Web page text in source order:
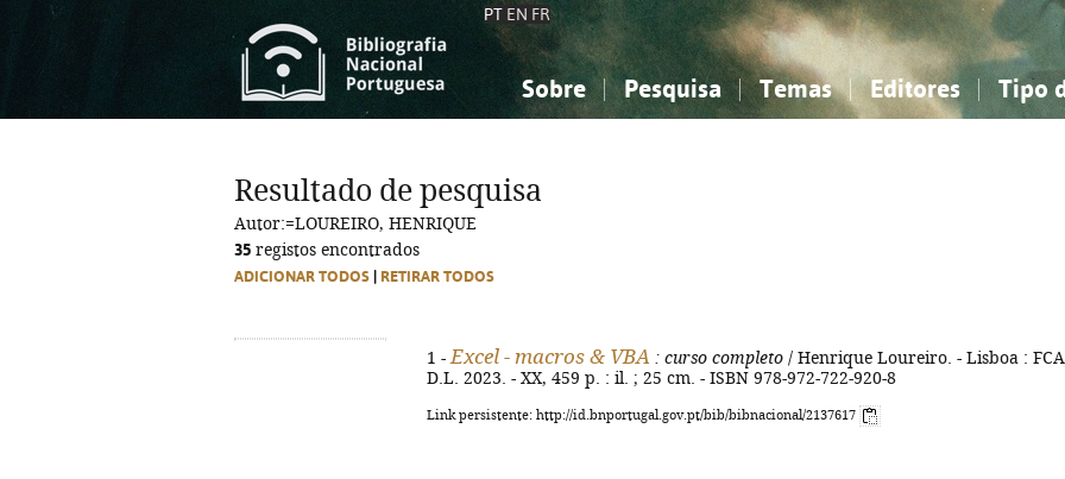
PT EN FR
Sobre Pesquisa Temas
Ciências sociais...
Editores Tipo
Ciências sociais...
Resultado de pesquisa
Autor:=LOUREIRO, HENRIQUE
35 registos encontrados
ADICIONAR TODOS RETIRAR TODOS
1 - Excel - macros & VBA : curso completo / Henrique Loureiro. - Lisboa :
D.L. 2023. - XX, 459 p. : il. ; 25 cm. - ISBN 978-972-722-920-8
Link persistente: http://id.bnportugal.gov.pt/bib/bibnacional/2137617